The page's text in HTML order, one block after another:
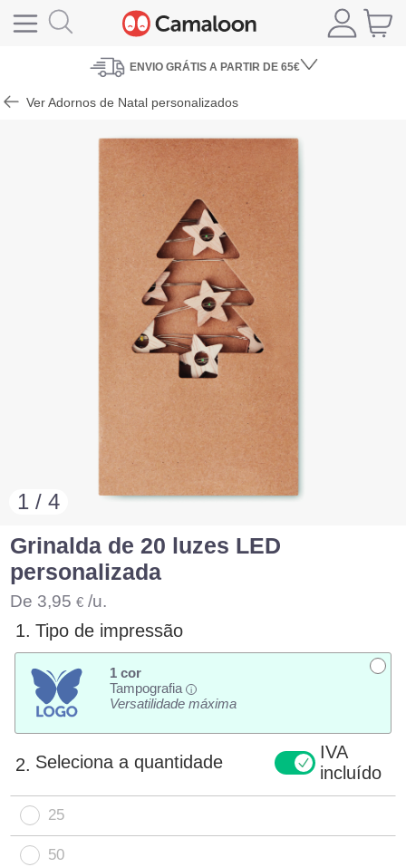
ENVIO GRÁTIS A PARTIR DE 65€
Ver Adornos de Natal personalizados
1 / 4
Grinalda de 20 luzes LED
personalizada
De 3,95 € /u.
1. Tipo de impressão
1 cor
Tampografia
i
Versatilidade máxima
2. Seleciona a quantidade
IVA
incluído
25
50